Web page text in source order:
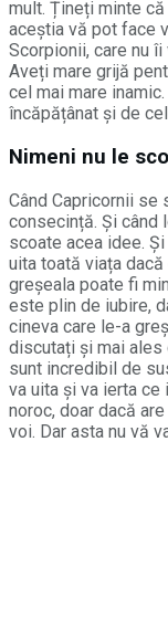
mult. Țineți minte
aceștia vă pot face
Scorpionii, care nu
Aveți mare grijă
cel mai mare
încăpățânat și de
Nimeni nu le
Când Capricornii se
consecință. Și când
scoate acea idee.
uita toată viața
greșeala poate fi
este plin de iubire,
cineva care le-a
discutați și mai ales
sunt incredibil de
va uita și va ierta ce
noroc, doar dacă
voi. Dar asta nu vă